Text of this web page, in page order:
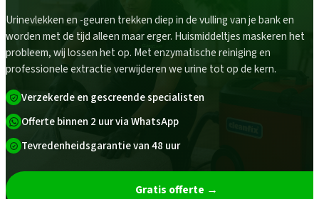
Urinevlekken en -geuren trekken diep in de vulling van je bank en
worden met de tijd alleen maar erger. Huismiddeltjes maskeren het
probleem, wij lossen het op. Met enzymatische reiniging en
professionele extractie verwijderen we urine tot op de kern.
Verzekerde en gescreende specialisten
Offerte binnen 2 uur via WhatsApp
Tevredenheidsgarantie van 48 uur
Gratis offerte →